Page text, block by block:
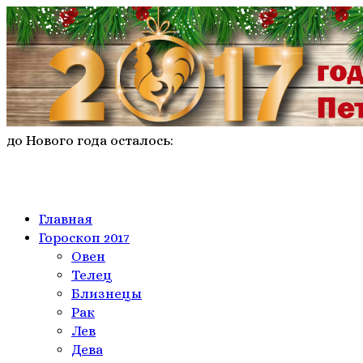
до Нового года осталось:
Главная
Гороскоп 2017
Овен
Телeц
Близнецы
Рак
Лев
Дева